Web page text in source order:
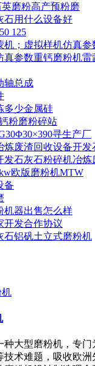
英磨粉高产预粉磨
石用什么设备好
125
机；虚拟样机仿真
真参数重钙磨粉机
轴总成
多少金属硅
粉磨粉碎站
寻生产厂
炼废渣回收设备开
发石灰石粉碎机冶
欧版磨粉机MTW
备
机器出售怎么样
开发合作协议
石铝矾土立式磨粉机
种大型磨粉机，专
技术难题，吸收欧